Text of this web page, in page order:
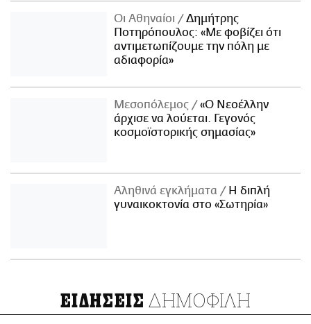
Οι Αθηναίοι
Δημήτρης
Ποτηρόπουλος: «Με φοβίζει ότι
αντιμετωπίζουμε την πόλη με
αδιαφορία»
Μεσοπόλεμος
«Ο Νεοέλλην
άρχισε να λούεται. Γεγονός
κοσμοϊστορικής σημασίας»
Αληθινά εγκλήματα
Η διπλή
γυναικοκτονία στο «Σωτηρία»
ΕΙΔΗΣΕΙΣ ΔΗΜΟΦΙΛΗ